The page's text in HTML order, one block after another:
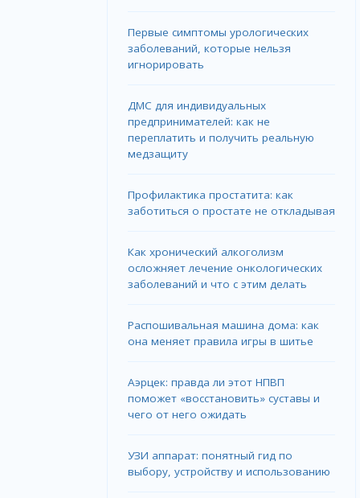
Первые симптомы урологических
заболеваний, которые нельзя
игнорировать
ДМС для индивидуальных
предпринимателей: как не
переплатить и получить реальную
медзащиту
Профилактика простатита: как
заботиться о простате не откладывая
Как хронический алкоголизм
осложняет лечение онкологических
заболеваний и что с этим делать
Распошивальная машина дома: как
она меняет правила игры в шитье
Аэрцек: правда ли этот НПВП
поможет «восстановить» суставы и
чего от него ожидать
УЗИ аппарат: понятный гид по
выбору, устройству и использованию